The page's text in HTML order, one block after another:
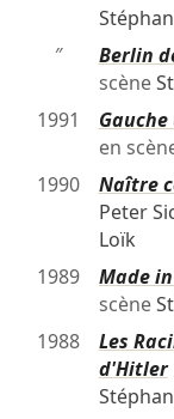
″
Berlin
scène
1991
en
1990
Naître
Peter
Loïk
1989
Made
scène
1988
Les
d'Hitler